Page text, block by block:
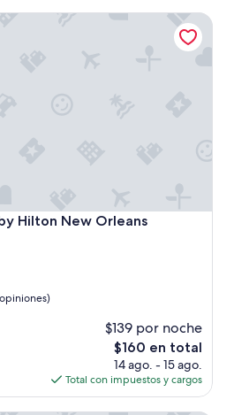
Hilton New Orleans
New Orleans Westbank
$139 por noche
El
precio
actual
es
de
$160 en total
14 ago. - 15 ago.
Total con impuestos y cargos
New Orleans Westbank